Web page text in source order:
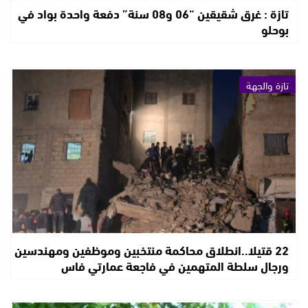
تازة : غرق شقيقين “06 و08 سنة” دفعة واحدة بواد في
بوحلو
تازة والجهة
22 قتيلا..انطلاق محاكمة منتخبين وموظفين ومهندسين
ورجال سلطة المتهمين في فاجعة عمارتي فاس